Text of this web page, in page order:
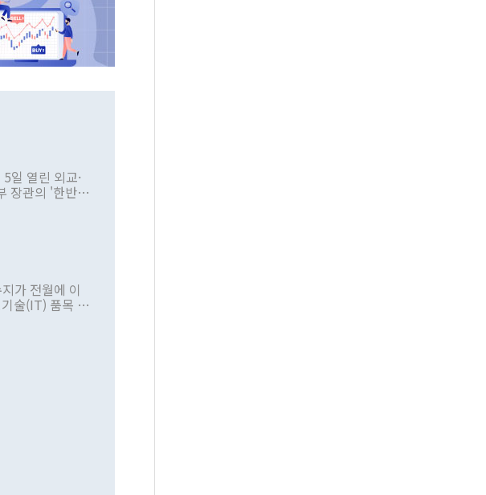
일 열린 외교·
장관의 '한반도
진하겠다고 공
그동안 정 장
대통령과 유
적이다. 정 장
높아지고 있
되뇌는 것은
말했다. 하
가 전월에 이
술(IT) 품목 수
644억8000만
다. IT 품목
▲화공품